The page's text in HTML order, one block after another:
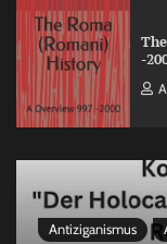
-
Antiziganismus